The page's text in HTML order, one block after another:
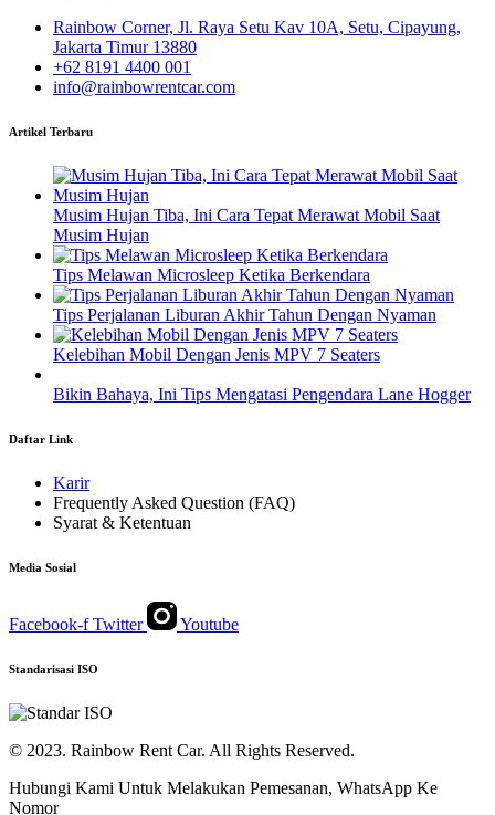
Rainbow Corner, Jl. Raya Setu Kav 10A, Setu, Cipayung,
Jakarta Timur 13880
+62 8191 4400 001
info@rainbowrentcar.com
Artikel Terbaru
Musim Hujan Tiba, Ini Cara Tepat Merawat Mobil Saat
Musim Hujan
Tips Melawan Microsleep Ketika Berkendara
Tips Perjalanan Liburan Akhir Tahun Dengan Nyaman
Kelebihan Mobil Dengan Jenis MPV 7 Seaters
Bikin Bahaya, Ini Tips Mengatasi Pengendara Lane Hogger
Daftar Link
Karir
Frequently Asked Question (FAQ)
Syarat & Ketentuan
Media Sosial
Facebook-f Twitter Youtube
Standarisasi ISO
© 2023. Rainbow Rent Car. All Rights Reserved.
Hubungi Kami Untuk Melakukan Pemesanan, WhatsApp Ke
Nomor